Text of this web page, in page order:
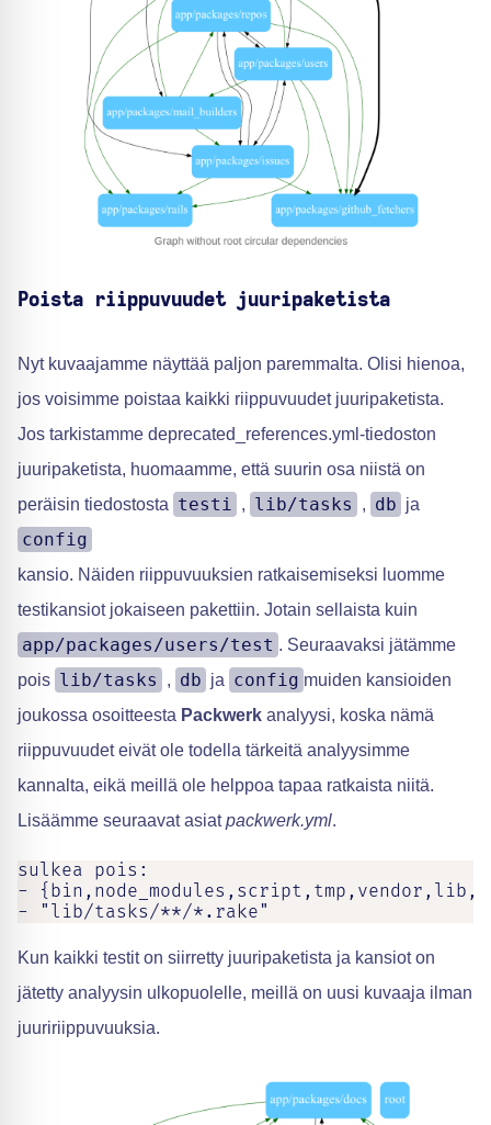
Poista riippuvuudet juuripaketista
Nyt kuvaajamme näyttää paljon paremmalta. Olisi hienoa,
jos voisimme poistaa kaikki riippuvuudet juuripaketista.
Jos tarkistamme deprecated_references.yml-tiedoston
juuripaketista, huomaamme, että suurin osa niistä on
peräisin tiedostosta testi , lib/tasks , db ja
config
kansio. Näiden riippuvuuksien ratkaisemiseksi luomme
testikansiot jokaiseen pakettiin. Jotain sellaista kuin
app/packages/users/test . Seuraavaksi jätämme
pois lib/tasks , db ja config muiden kansioiden
joukossa osoitteesta Packwerk analyysi, koska nämä
riippuvuudet eivät ole todella tärkeitä analyysimme
kannalta, eikä meillä ole helppoa tapaa ratkaista niitä.
Lisäämme seuraavat asiatpackwerk.yml.
sulkea pois:
-
- "lib/tasks/**/*.rake"
Kun kaikki testit on siirretty juuripaketista ja kansiot on
jätetty analyysin ulkopuolelle, meillä on uusi kuvaaja ilman
juuririippuvuuksia.